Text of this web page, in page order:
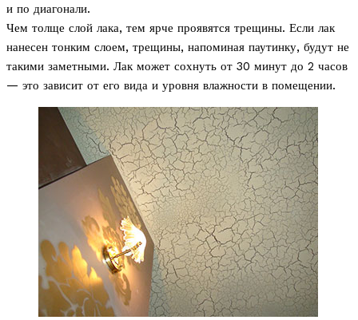
и по диагонали.
Чем толще слой лака, тем ярче проявятся трещины. Если лак
нанесен тонким слоем, трещины, напоминая паутинку, будут не
такими заметными. Лак может сохнуть от 30 минут до 2 часов
— это зависит от его вида и уровня влажности в помещении.